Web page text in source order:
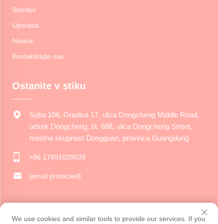
Storitev
Uporaba
Novice
Kontaktirajte nas
Ostanite v stiku
Soba 106, Gradiva 17, ulica Dongcheng Middle Road,
odsek Dongcheng, št. 688, ulica Dongcheng Street,
mestna skupnost Dongguan, provinca Guangdong
+86 17691028039
[email protected]
Avtorske pravice © 2024 Podjetje Dongguan Jiarui Cultural Creative
We use cookies and similar tools to provide our services. If you